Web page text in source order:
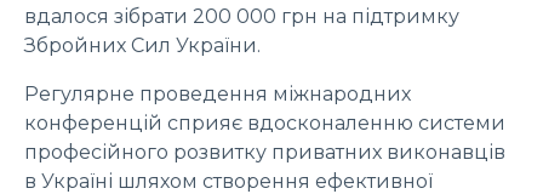
вдалося зібрати 200 000 грн на підтримку
Збройних Сил України.
Регулярне проведення міжнародних
конференцій сприяє вдосконаленню системи
професійного розвитку приватних виконавців
в Україні шляхом створення ефективної